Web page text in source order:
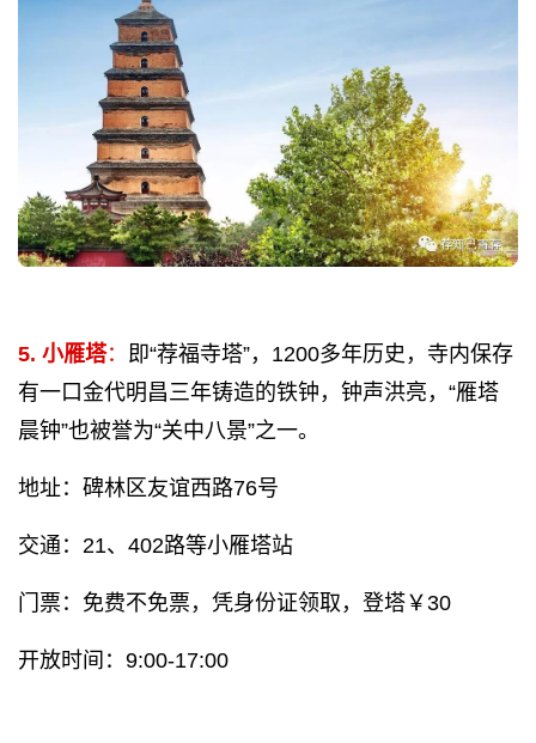
5. 小雁塔： 即“荐福寺塔”，1200多年历史，寺内保存
有一口金代明昌三年铸造的铁钟，钟声洪亮，“雁塔
晨钟”也被誉为“关中八景”之一。
地址：碑林区友谊西路76号
交通：21、402路等小雁塔站
门票：免费不免票，凭身份证领取，登塔￥30
开放时间：9:00-17:00